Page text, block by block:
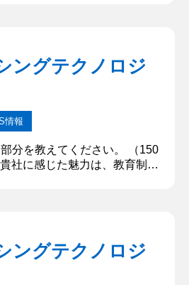
られる人間になりたいと思っ
そう思いました。また、社内
ンカラ同...
ングテクノロジ
情報
分を教えてください。 （150
社に感じた魅力は、教育制度
えられる人間になりたいと思
くそう思いました。また、社
マン...
ングテクノロジ